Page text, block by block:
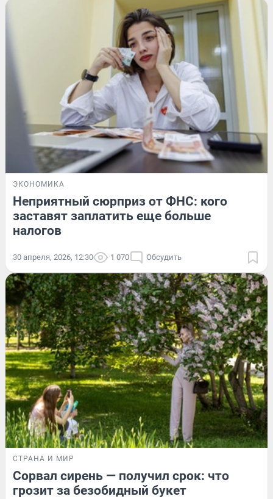
ЭКОНОМИКА
Неприятный сюрприз от ФНС: кого
заставят заплатить еще больше
налогов
30 апреля, 2026, 12:30 1 070 Обсудить
СТРАНА И МИР
Сорвал сирень — получил срок: что
грозит за безобидный букет